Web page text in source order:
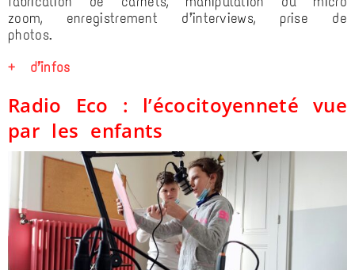
zoom, enregistrement d’interviews, prise de
photos.
+ d’infos
Radio Eco : l’écocitoyenneté vue
par les enfants